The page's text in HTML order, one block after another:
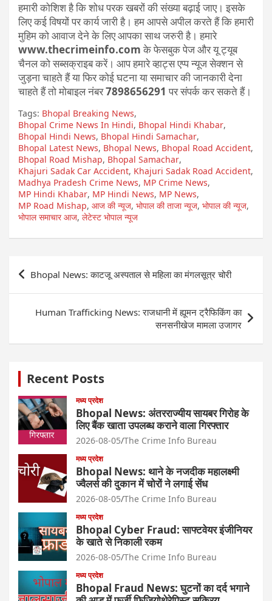
हमारी कोशिश है कि शोध परक खबरों की संख्या बढ़ाई जाए। इसके
लिए कई विषयों पर कार्य जारी है। हम आपसे अपील करते हैं कि हमारी
मुहिम को आवाज देने के लिए आपका साथ जरुरी है। हमारे
www.thecrimeinfo.comके फेसबुक पेज और यू ट्यूब
चैनल को सब्सक्राइब करें। आप हमारे व्हाट्स एप्प न्यूज सेक्शन से
जुड़ना चाहते हैं या फिर कोई घटना या समाचार की जानकारी देना
चाहते हैं तो मोबाइल नंबर7898656291 पर संपर्क कर सकते हैं।
Tags: Bhopal Breaking News,
Bhopal Crime News In Hindi, Bhopal Hindi Khabar,
Bhopal Hindi News, Bhopal Hindi Samachar,
Bhopal Latest News, Bhopal News, Bhopal Road Accident,
Bhopal Road Mishap, Bhopal Samachar,
Khajuri Sadak Car Accident, Khajuri Sadak Road Accident,
Madhya Pradesh Crime News, MP Crime News,
MP Hindi Khabar, MP Hindi News, MP News,
MP Road Mishap, आज की न्यूज, भोपाल की ताजा न्यूज, भोपाल की न्यूज,
भोपाल समाचार आज, लेटेस्ट भोपाल न्यूज
Post
navigation
Bhopal News: काटजू अस्पताल से महिला का मंगलसूत्र चोरी
Human Trafficking News: राजधानी में ह्यूमन ट्रैफिकिंग का
सनसनीखेज मामला उजागर
Recent Posts
मध्य प्रदेश
Bhopal News: अंतरराज्यीय सायबर गिरोह के
लिए बैंक खाता उपलब्ध कराने वाला गिरफ्तार
2026-08-05 The Crime Info Bureau
मध्य प्रदेश
Bhopal News: थाने के नजदीक महालक्ष्मी
ज्वैलर्स की दुकान में चोरों ने लगाई सेंध
2026-08-05 The Crime Info Bureau
मध्य प्रदेश
Bhopal Cyber Fraud: साफ्टवेयर इंजीनियर
के खाते से निकाली रकम
2026-08-05 The Crime Info Bureau
मध्य प्रदेश
Bhopal Fraud News: घुटनों का दर्द भगाने